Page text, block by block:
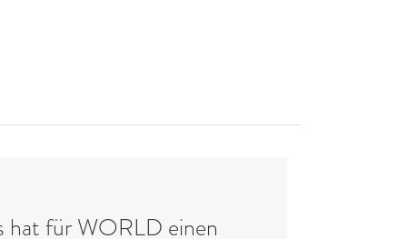
hat für WORLD einen